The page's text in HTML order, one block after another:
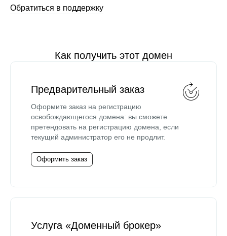
Обратиться в поддержку
Как получить этот домен
Предварительный заказ
Оформите заказ на регистрацию
освобождающегося домена: вы сможете
претендовать на регистрацию домена, если
текущий администратор его не продлит.
Оформить заказ
Услуга «Доменный брокер»